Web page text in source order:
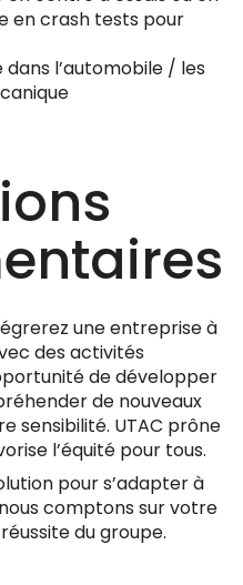
en crash tests pour
l’automobile / les
une entreprise à
des activités
de développer
de nouveaux
sensibilité. UTAC prône
l’équité pour tous.
pour s’adapter à
comptons sur votre
du groupe.